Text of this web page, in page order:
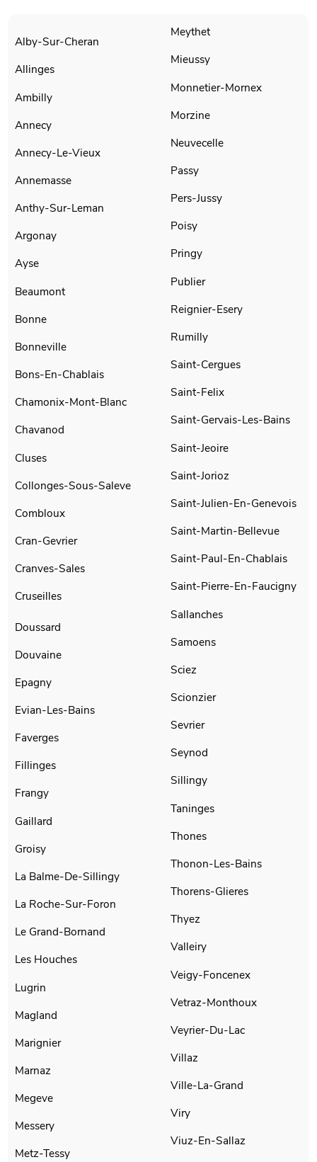
Alby-Sur-Cheran
Allinges
Ambilly
Annecy
Annecy-Le-Vieux
Annemasse
Anthy-Sur-Leman
Argonay
Ayse
Beaumont
Bonne
Bonneville
Bons-En-Chablais
Chamonix-Mont-Blanc
Chavanod
Cluses
Collonges-Sous-Saleve
Combloux
Cran-Gevrier
Cranves-Sales
Cruseilles
Doussard
Douvaine
Epagny
Evian-Les-Bains
Faverges
Fillinges
Frangy
Gaillard
Groisy
La Balme-De-Sillingy
La Roche-Sur-Foron
Le Grand-Bornand
Les Houches
Lugrin
Magland
Marignier
Marnaz
Megeve
Messery
Metz-Tessy
Meythet
Mieussy
Monnetier-Mornex
Morzine
Neuvecelle
Passy
Pers-Jussy
Poisy
Pringy
Publier
Reignier-Esery
Rumilly
Saint-Cergues
Saint-Felix
Saint-Gervais-Les-Bains
Saint-Jeoire
Saint-Jorioz
Saint-Julien-En-Genevois
Saint-Martin-Bellevue
Saint-Paul-En-Chablais
Saint-Pierre-En-Faucigny
Sallanches
Samoens
Sciez
Scionzier
Sevrier
Seynod
Sillingy
Taninges
Thones
Thonon-Les-Bains
Thorens-Glieres
Thyez
Valleiry
Veigy-Foncenex
Vetraz-Monthoux
Veyrier-Du-Lac
Villaz
Ville-La-Grand
Viry
Viuz-En-Sallaz